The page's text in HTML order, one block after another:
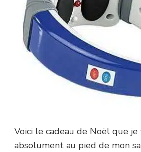
Voici le cadeau de Noël que je
absolument au pied de mon